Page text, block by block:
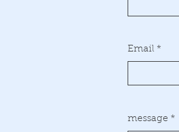
Email
message